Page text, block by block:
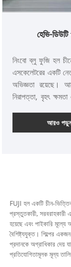
হেভি-
নিংবো ব্লু ফুজি হল
এসকেলেটরের একটি
অভিজ্ঞতা রয়েছে।
নিরাপত্তা, বৃহৎ
শহুরে পাবলিক
ডিউটি ​​পাবলিক
আরও পড়ুন
FUJI হল একটি চীন-
প্রস্তুতকারী, সরবরাহকারী
হয়েছে এবং পাইকারি মূল্যে
বৈশিষ্ট্যযুক্ত। শিল্পের
প্রদানকে অগ্রাধিকার দেয়
প্রতিযোগিতামূলক মূল্য